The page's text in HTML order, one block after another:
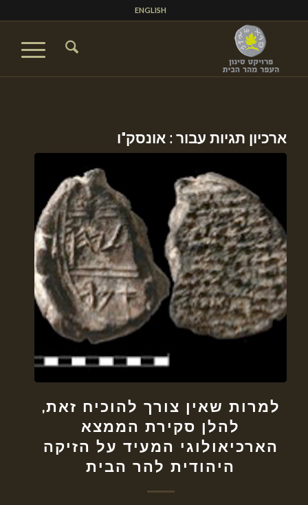
ENGLISH
ארכיון תגיות עבור :אונסק"ו
למרות שאין צורך להוכיח זאת,
להלן סקירת הממצא
הארכיאולוגי המעיד על הזיקה
היהודית להר הבית